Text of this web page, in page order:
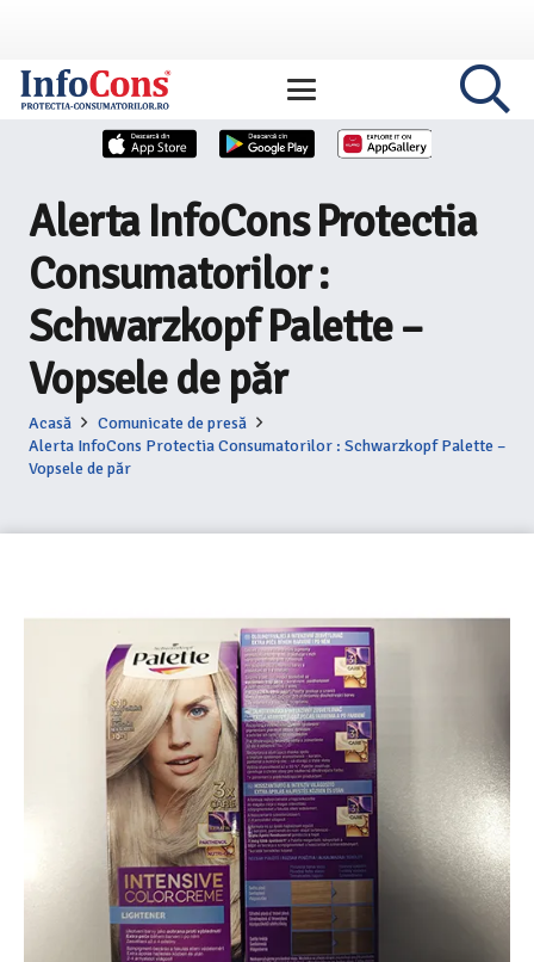
Alerta InfoCons Protectia
Consumatorilor :
Schwarzkopf Palette –
Vopsele de păr
Acasă
Comunicate de presă
Alerta InfoCons Protectia Consumatorilor : Schwarzkopf Palette –
Vopsele de păr